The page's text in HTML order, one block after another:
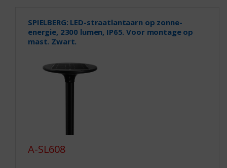
SPIELBERG: LED-straatlantaarn op zonne-
energie, 2300 lumen, IP65. Voor montage op
mast. Zwart.
A-SL608